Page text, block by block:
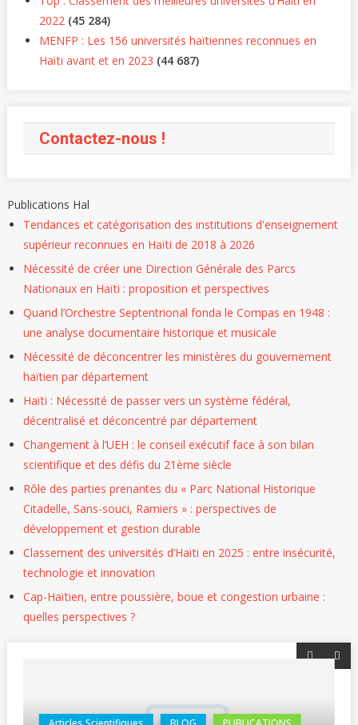
2022 (45 284)
MENFP : Les 156 universités haïtiennes reconnues en
Haïti avant et en 2023 (44 687)
Contactez-nous !
Publications Hal
Tendances et catégorisation des institutions d'enseignement
supérieur reconnues en Haïti de 2018 à 2026
Nécessité de créer une Direction Générale des Parcs
Nationaux en Haïti : proposition et perspectives
Quand l’Orchestre Septentrional fonda le Compas en 1948 :
une analyse documentaire historique et musicale
Nécessité de déconcentrer les ministères du gouvernement
haïtien par département
Haïti : Nécessité de passer vers un système fédéral,
décentralisé et déconcentré par département
Changement à l’UEH : le conseil exécutif face à son bilan
scientifique et des défis du 21ème siècle
Rôle des parties prenantes du « Parc National Historique
Citadelle, Sans-souci, Ramiers » : perspectives de
développement et gestion durable
Classement des universités d’Haïti en 2025 : entre insécurité,
technologie et innovation
Cap-Haïtien, entre poussière, boue et congestion urbaine :
quelles perspectives ?